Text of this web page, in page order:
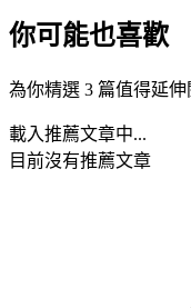
你可能也喜歡
為你精選 3 篇值得延
載入推薦文章中...
目前沒有推薦文章